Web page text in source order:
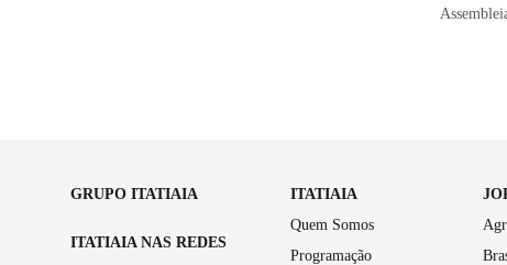
GRUPO ITATIAIA
ITATIAIA NAS REDES
ITATIAIA
Quem Somos
Programação